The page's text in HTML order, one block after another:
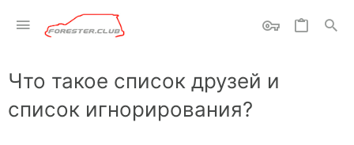
Что такое список друзей и
список игнорирования?